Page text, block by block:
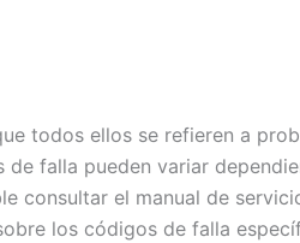
todos ellos se refieren a
falla pueden variar
consultar el manual de
los códigos de falla